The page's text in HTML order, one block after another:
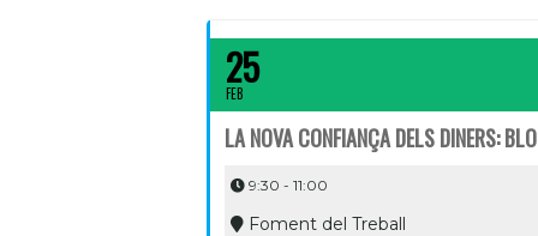
25
FEB
LA NOVA CONFIANÇA DELS DINERS:
9:30 - 11:00
Foment del Treball